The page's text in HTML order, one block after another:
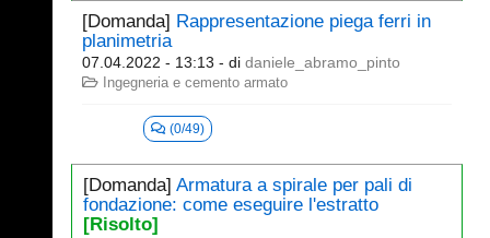
[Domanda] Rappresentazione piega ferri in
planimetria
07.04.2022 - 13:13 - di daniele_abramo_pinto
Ingegneria e cemento armato
(0/49)
[Domanda] Armatura a spirale per pali di
fondazione: come eseguire l'estratto
[Risolto]